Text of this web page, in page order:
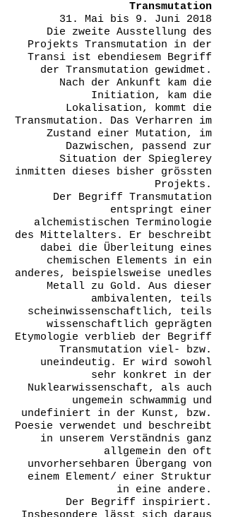
Transmutation
31. Mai bis 9. Juni 2018
Die zweite Ausstellung des
Projekts Transmutation in der
Transi ist ebendiesem Begriff
der Transmutation gewidmet.
Nach der Ankunft kam die
Initiation, kam die
Lokalisation, kommt die
Transmutation. Das Verharren im
Zustand einer Mutation, im
Dazwischen, passend zur
Situation der Spieglerey
inmitten dieses bisher grössten
Projekts.
Der Begriff Transmutation
entspringt einer
alchemistischen Terminologie
des Mittelalters. Er beschreibt
dabei die Überleitung eines
chemischen Elements in ein
anderes, beispielsweise unedles
Metall zu Gold. Aus dieser
ambivalenten, teils
scheinwissenschaftlich, teils
wissenschaftlich geprägten
Etymologie verblieb der Begriff
Transmutation viel- bzw.
uneindeutig. Er wird sowohl
sehr konkret in der
Nuklearwissenschaft, als auch
ungemein schwammig und
undefiniert in der Kunst, bzw.
Poesie verwendet und beschreibt
in unserem Verständnis ganz
allgemein den oft
unvorhersehbaren Übergang von
einem Element/ einer Struktur
in eine andere.
Der Begriff inspiriert.